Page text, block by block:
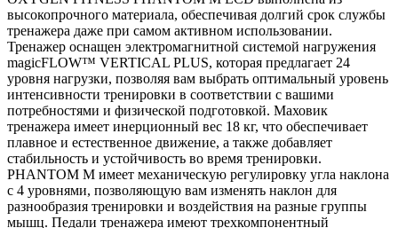
высокопрочного материала, обеспечивая долгий срок службы
тренажера даже при самом активном использовании.
Тренажер оснащен электромагнитной системой нагружения
magicFLOW™ VERTICAL PLUS, которая предлагает 24
уровня нагрузки, позволяя вам выбрать оптимальный уровень
интенсивности тренировки в соответствии с вашими
потребностями и физической подготовкой. Маховик
тренажера имеет инерционный вес 18 кг, что обеспечивает
плавное и естественное движение, а также добавляет
стабильность и устойчивость во время тренировки.
PHANTOM M имеет механическую регулировку угла наклона
с 4 уровнями, позволяющую вам изменять наклон для
разнообразия тренировки и воздействия на разные группы
мышц. Педали тренажера имеют трехкомпонентный